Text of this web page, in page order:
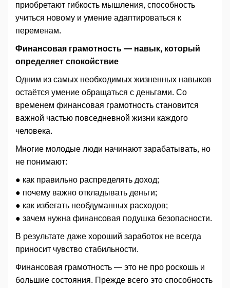
приобретают гибкость мышления, способность
учиться новому и умение адаптироваться к
переменам.
Финансовая грамотность — навык, который
определяет спокойствие
Одним из самых необходимых жизненных навыков
остаётся умение обращаться с деньгами. Со
временем финансовая грамотность становится
важной частью повседневной жизни каждого
человека.
Многие молодые люди начинают зарабатывать, но
не понимают:
● как правильно распределять доход;
● почему важно откладывать деньги;
● как избегать необдуманных расходов;
● зачем нужна финансовая подушка безопасности.
В результате даже хороший заработок не всегда
приносит чувство стабильности.
Финансовая грамотность — это не про роскошь и
большие состояния. Прежде всего это способность